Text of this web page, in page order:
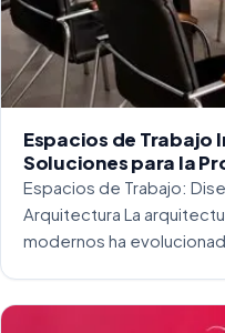
Espacios de Trabajo
Soluciones para la
Espacios de Trabajo:
Arquitectura La
modernos ha